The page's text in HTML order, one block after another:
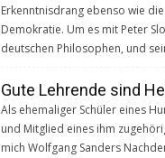
Erkenntnisdrang ebenso wie
Demokratie. Um es mit Peter
deutschen Philosophen, und
Gute Lehrende sind
Als ehemaliger Schüler eines
und Mitglied eines ihm
mich Wolfgang Sanders